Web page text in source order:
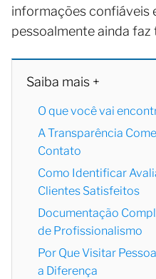
informações confiáveis
pessoalmente ainda faz
Saiba mais +
O que você vai
A Transparência
Contato
Como Identificar
Clientes Satisfeitos
Documentação
de Profissionalismo
Por Que Visitar
a Diferença